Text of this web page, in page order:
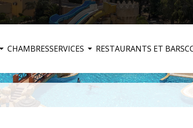
CHAMBRESSERVICES RESTAURANTS ET BARS